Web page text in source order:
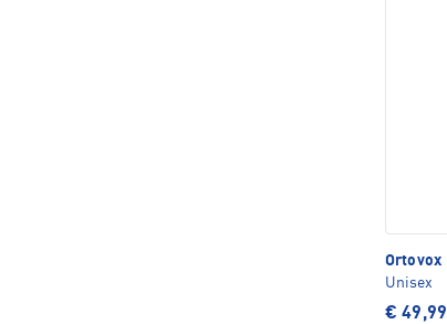
Ortovox
Unisex
€ 49,99